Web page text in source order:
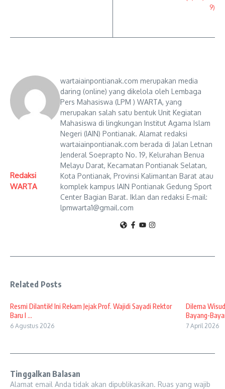
Redaksi
WARTA
wartaiainpontianak.com merupakan media
daring (online) yang dikelola oleh Lembaga
Pers Mahasiswa (LPM ) WARTA, yang
merupakan salah satu bentuk Unit Kegiatan
Mahasiswa di lingkungan Institut Agama Islam
Negeri (IAIN) Pontianak. Alamat redaksi
wartaiainpontianak.com berada di Jalan Letnan
Jenderal Soeprapto No. 19, Kelurahan Benua
Melayu Darat, Kecamatan Pontianak Selatan,
Kota Pontianak, Provinsi Kalimantan Barat atau
komplek kampus IAIN Pontianak Gedung Sport
Center Bagian Barat. Iklan dan redaksi E-mail:
lpmwarta1@gmail.com
Related Posts
Resmi Dilantik! Ini Rekam Jejak Prof. Wajidi Sayadi Rektor
Baru I ...
6 Agustus 2026
Dilema
Bayang-
7 April 2026
Tinggalkan Balasan
Alamat email Anda tidak akan dipublikasikan. Ruas yang wajib